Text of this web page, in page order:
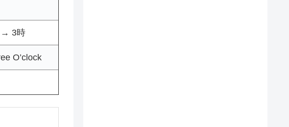
→ 3時
O’clock